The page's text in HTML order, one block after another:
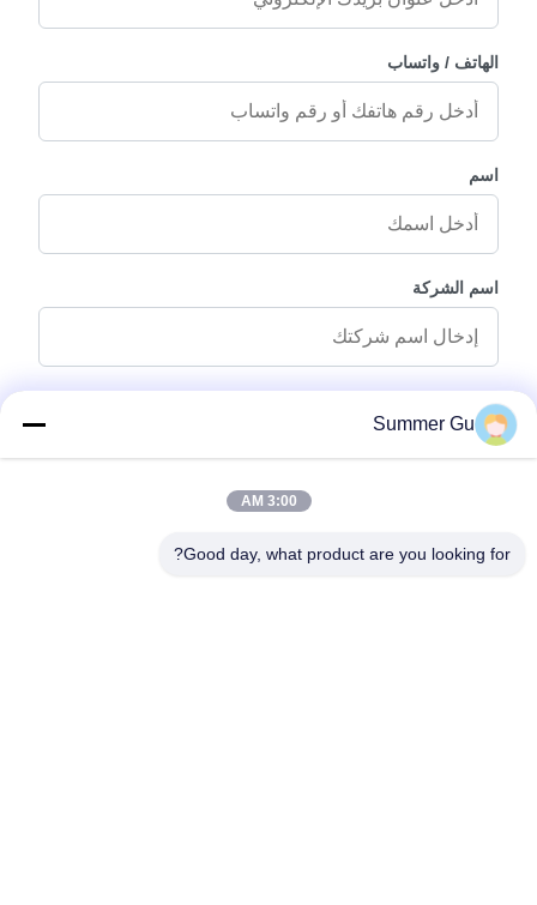
الهاتف / واتساب
اسم
اسم الشركة
رسالة استفسار
Summer Gu
3:00 AM
Good day, what product are you looking for?